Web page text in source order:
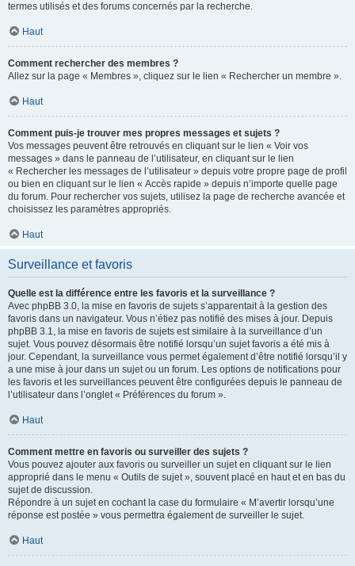
termes utilisés et des forums concernés par la recherche.
Haut
Comment rechercher des membres ?
Allez sur la page « Membres », cliquez sur le lien « Rechercher un membre ».
Haut
Comment puis-je trouver mes propres messages et sujets ?
Vos messages peuvent être retrouvés en cliquant sur le lien « Voir vos
messages » dans le panneau de l’utilisateur, en cliquant sur le lien
« Rechercher les messages de l’utilisateur » depuis votre propre page de profil
ou bien en cliquant sur le lien « Accès rapide » depuis n’importe quelle page
du forum. Pour rechercher vos sujets, utilisez la page de recherche avancée et
choisissez les paramètres appropriés.
Haut
Surveillance et favoris
Quelle est la différence entre les favoris et la surveillance ?
Avec phpBB 3.0, la mise en favoris de sujets s’apparentait à la gestion des
favoris dans un navigateur. Vous n’étiez pas notifié des mises à jour. Depuis
phpBB 3.1, la mise en favoris de sujets est similaire à la surveillance d’un
sujet. Vous pouvez désormais être notifié lorsqu’un sujet favoris a été mis à
jour. Cependant, la surveillance vous permet également d’être notifié lorsqu’il y
a une mise à jour dans un sujet ou un forum. Les options de notifications pour
les favoris et les surveillances peuvent être configurées depuis le panneau de
l’utilisateur dans l’onglet « Préférences du forum ».
Haut
Comment mettre en favoris ou surveiller des sujets ?
Vous pouvez ajouter aux favoris ou surveiller un sujet en cliquant sur le lien
approprié dans le menu « Outils de sujet », souvent placé en haut et en bas du
sujet de discussion.
Répondre à un sujet en cochant la case du formulaire « M’avertir lorsqu’une
réponse est postée » vous permettra également de surveiller le sujet.
Haut